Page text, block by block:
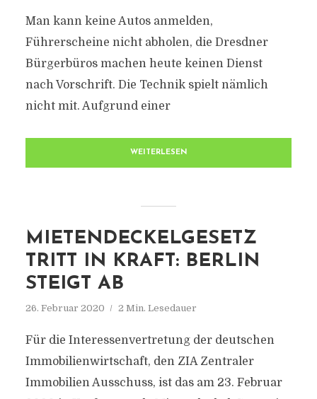
Man kann keine Autos anmelden,
Führerscheine nicht abholen, die Dresdner
Bürgerbüros machen heute keinen Dienst
nach Vorschrift. Die Technik spielt nämlich
nicht mit. Aufgrund einer
WEITERLESEN
MIETENDECKELGESETZ
TRITT IN KRAFT: BERLIN
STEIGT AB
26. Februar 2020 2 Min. Lesedauer
Für die Interessenvertretung der deutschen
Immobilienwirtschaft, den ZIA Zentraler
Immobilien Ausschuss, ist das am 23. Februar